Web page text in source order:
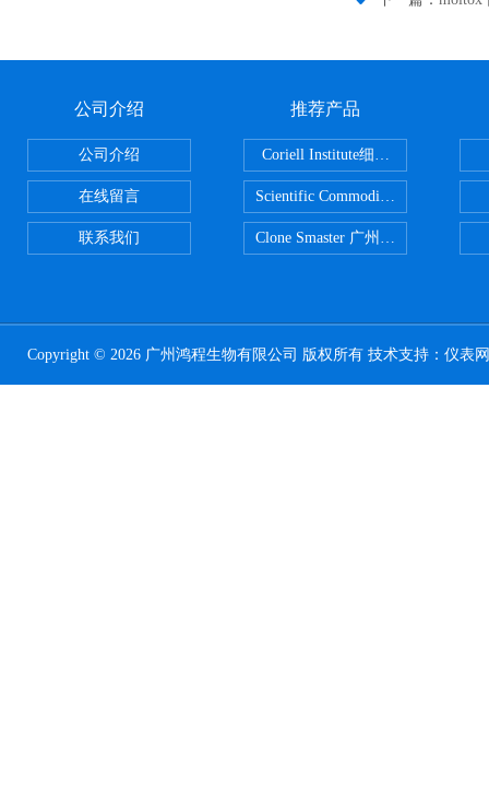
公司介绍
公司介绍
在线留言
联系我们
推荐产品
Scientific CommoditiesPE管 广州
Clone Smaster 广州鸿程代理
Copyright © 2026 广州鸿程生物有限公司 版权所有 技术支持： 仪表网